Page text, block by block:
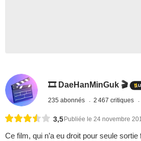
🎞️ DaeHanMinGuk 🎬
235 abonnés 2 467 critiques
3,5 Publiée le 24 novembre
Ce film, qui n’a eu droit pour seule